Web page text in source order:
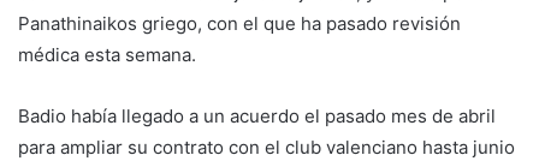
Panathinaikos griego, con el que ha pasado revisión
médica esta semana.
Badio había llegado a un acuerdo el pasado mes de abril
para ampliar su contrato con el club valenciano hasta junio